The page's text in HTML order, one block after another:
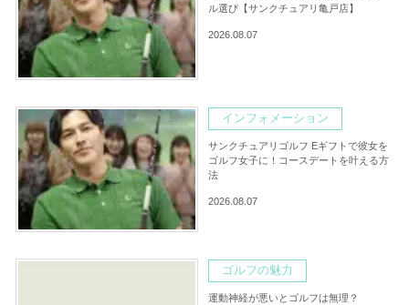
ル選び【サンクチュアリ亀戸店】
2026.08.07
インフォメーション
サンクチュアリゴルフ Eギフトで彼女を
ゴルフ女子に！コースデートを叶える方
法
2026.08.07
ゴルフの魅力
運動神経が悪いとゴルフは無理？